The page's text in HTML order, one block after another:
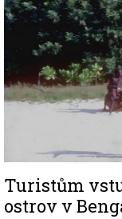
Turistům
ostrov v